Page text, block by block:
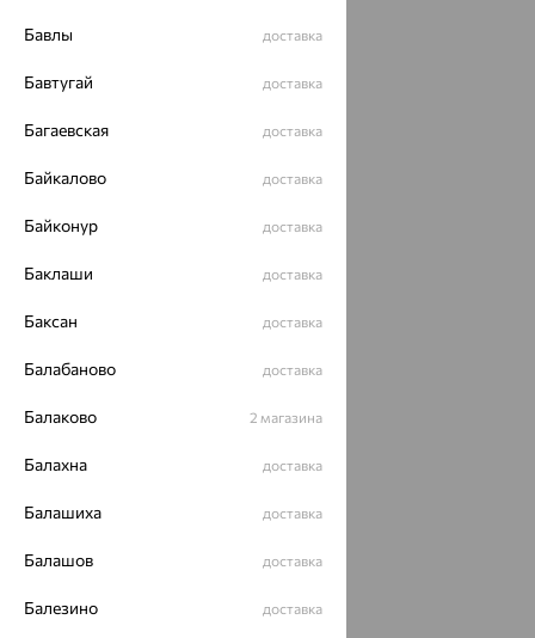
Бавлы доставка
Бавтугай доставка
Багаевская доставка
Байкалово доставка
Байконур доставка
Баклаши доставка
Баксан доставка
Балабаново доставка
Балаково 2 магазина
Балахна доставка
Балашиха доставка
Балашов доставка
Балезино доставка